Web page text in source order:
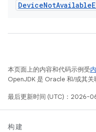
DeviceNotAvailable
本页面上的内容和代码示例受
OpenJDK 是 Oracle 和/或其关
最后更新时间 (UTC)：2026-
构建